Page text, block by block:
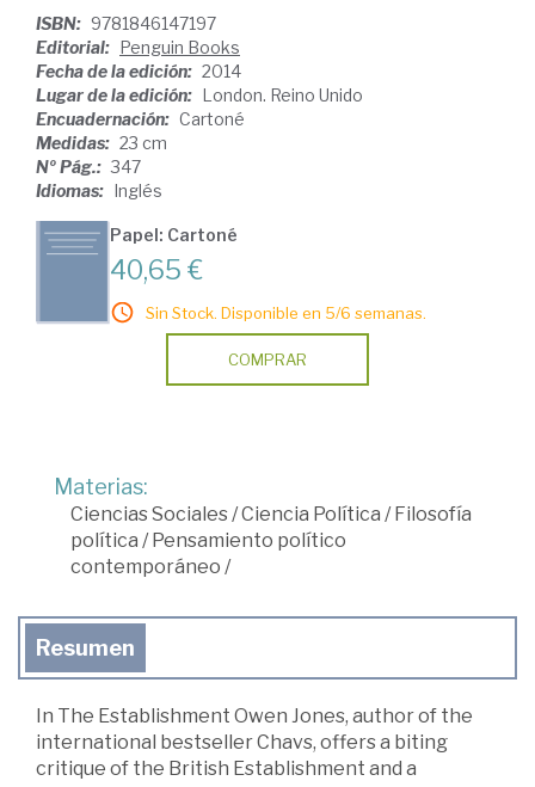
ISBN: 9781846147197
Editorial: Penguin Books
Fecha de la edición: 2014
Lugar de la edición: London. Reino Unido
Encuadernación: Cartoné
Medidas: 23 cm
Nº Pág.: 347
Idiomas: Inglés
Papel: Cartoné
40,65 €
Sin Stock. Disponible en 5/6 semanas.
COMPRAR
Materias:
Ciencias Sociales/Ciencia Política /Filosofía
política /Pensamiento político
contemporáneo /
Resumen
In The Establishment Owen Jones, author of the
international bestseller Chavs, offers a biting
critique of the British Establishment and a